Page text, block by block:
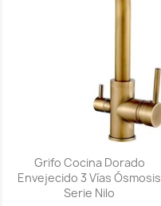
Grifo Cocina Dorado
Envejecido 3 Vías Ósmosis
Serie Nilo